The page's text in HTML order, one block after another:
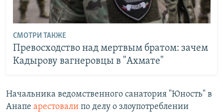
СМОТРИ ТАКЖЕ
Превосходство над мертвым братом: зачем
Кадырову вагнеровцы в "Ахмате"
Начальника ведомственного санатория "Юность" в
Анапе арестовали по делу о злоупотреблении